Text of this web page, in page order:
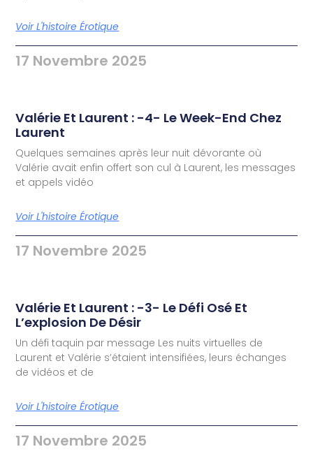
Voir L'histoire Érotique
17 Novembre 2025
Valérie Et Laurent : -4- Le Week-End Chez
Laurent
Quelques semaines après leur nuit dévorante où
Valérie avait enfin offert son cul à Laurent, les messages
et appels vidéo
Voir L'histoire Érotique
17 Novembre 2025
Valérie Et Laurent : -3- Le Défi Osé Et
L’explosion De Désir
Un défi taquin par message Les nuits virtuelles de
Laurent et Valérie s’étaient intensifiées, leurs échanges
de vidéos et de
Voir L'histoire Érotique
17 Novembre 2025